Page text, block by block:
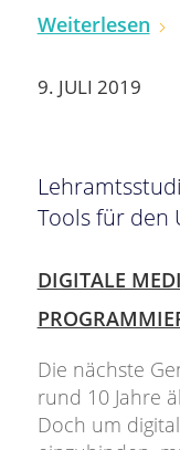
Weiterlesen
9. JULI 2019
Tools für den
DIGITALE
Die nächste
rund 10 Jahre
Doch um